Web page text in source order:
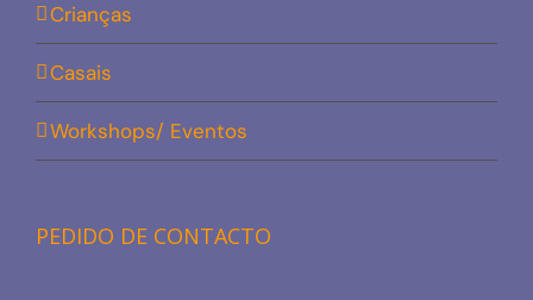
Crianças
Casais
Workshops/ Eventos
PEDIDO DE CONTACTO